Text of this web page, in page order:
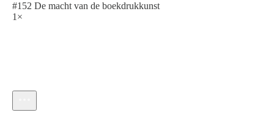
#152 De macht van de boekdrukkunst
1×